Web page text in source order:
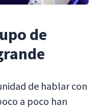
de
de hablar con
a poco han